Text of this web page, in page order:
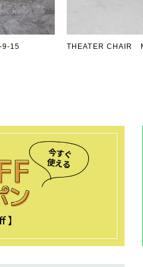
9-15 THEATER CHAIR